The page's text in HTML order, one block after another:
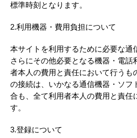
標準時刻となります。
2.利用機器・費用負担について
本サイトを利用するために必要な通
さらにその他必要となる機器・電話
者本人の費用と責任において行うも
の接続は、いかなる通信機器・ソフ
合も、全て利用者本人の費用と責任
す。
3.登録について